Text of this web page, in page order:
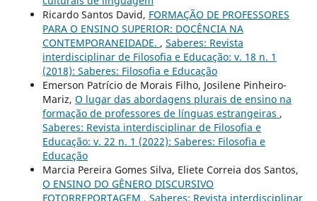
Ricardo Santos David, FORMAÇÃO DE PROFESSORES
PARA O ENSINO SUPERIOR: DOCÊNCIA NA
CONTEMPORANEIDADE. , Saberes: Revista
interdisciplinar de Filosofia e Educação: v. 18 n. 1
(2018): Saberes: Filosofia e Educação
Emerson Patrício de Morais Filho, Josilene Pinheiro-
Mariz, O lugar das abordagens plurais de ensino na
formação de professores de línguas estrangeiras ,
Saberes: Revista interdisciplinar de Filosofia e
Educação: v. 22 n. 1 (2022): Saberes: Filosofia e
Educação
Marcia Pereira Gomes Silva, Eliete Correia dos Santos,
O ENSINO DO GÊNERO DISCURSIVO
FOTORREPORTAGEM , Saberes: Revista interdisciplinar